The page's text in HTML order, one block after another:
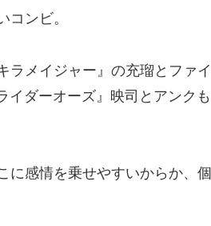
ンビ。
ラメイジャー』の充瑠とファイ
イダーオーズ』映司とアンクも
に感情を乗せやすいからか、個